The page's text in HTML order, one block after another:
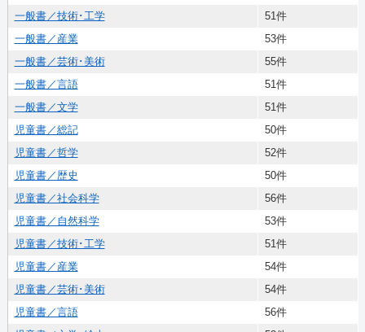
一般書／技術･工学
51件
一般書／産業
53件
一般書／芸術･美術
55件
一般書／言語
51件
一般書／文学
51件
児童書／総記
50件
児童書／哲学
52件
児童書／歴史
50件
児童書／社会科学
56件
児童書／自然科学
53件
児童書／技術･工学
51件
児童書／産業
54件
児童書／芸術･美術
54件
児童書／言語
56件